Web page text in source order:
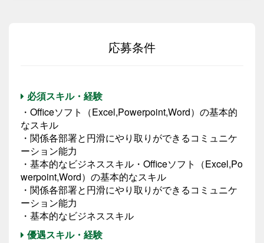
応募条件
必須スキル・経験
・Officeソフト（Excel,Powerpoint,Word）の基本的
なスキル
・関係各部署と円滑にやり取りができるコミュニケ
ーション能力
・基本的なビジネススキル・Officeソフト（Excel,Po
werpoint,Word）の基本的なスキル
・関係各部署と円滑にやり取りができるコミュニケ
ーション能力
・基本的なビジネススキル
優遇スキル・経験